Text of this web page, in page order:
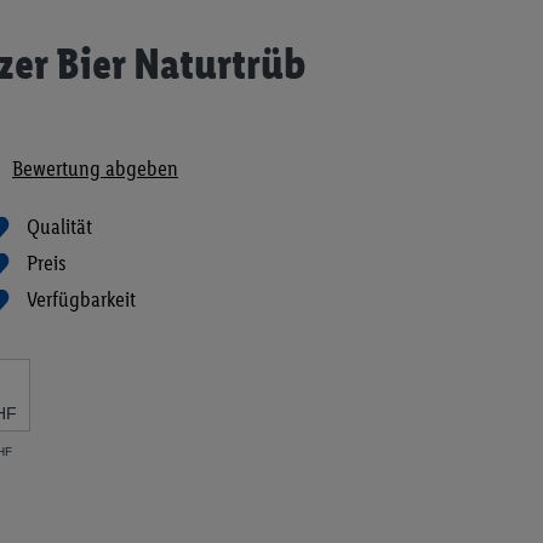
Bier Naturtrüb
Bewertung abgeben
Qualität
Preis
Verfügbarkeit